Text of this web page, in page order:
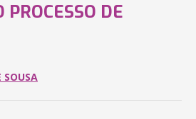
PROCESSO DE
SOUSA